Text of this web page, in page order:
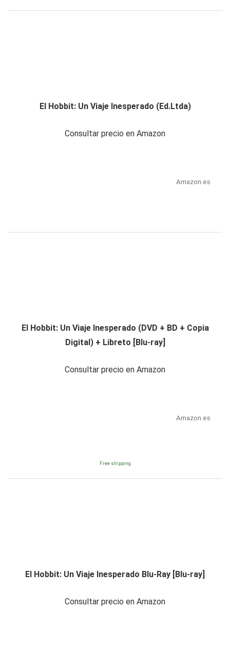
El Hobbit: Un Viaje Inesperado (Ed.Ltda)
Consultar precio en Amazon
Amazon.es
El Hobbit: Un Viaje Inesperado (DVD + BD + Copia
Digital) + Libreto [Blu-ray]
Consultar precio en Amazon
Amazon.es
Free shipping
El Hobbit: Un Viaje Inesperado Blu-Ray [Blu-ray]
Consultar precio en Amazon